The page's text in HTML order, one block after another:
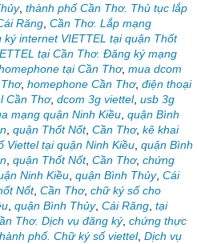
, thành phố Cần Thơ. Thủ tục lắp
Răng Cần Thơ. Lắp mạng
ký internet VIETTEL tại quận Thốt
tại Cần Thơ. Đăng ký mạng
tại Cần Thơ, mua dcom
, homephone Cần Thơ, điện thoại
Cần Thơ, dcom 3g viettel, usb 3g
mạng quận Ninh Kiều quận Bình
quận Thốt Nốt, Cần Thơ, kê khai
Viettel tại quận Ninh Kiều quận Bình
quận Thốt Nốt, Cần Thơ, chứng
Ninh Kiều quận Bình Thủy, Cái
Nốt, Cần Thơ, chữ ký số cho
quận Bình Thủy, Cái Răng tại
Thơ. Dịch vụ đăng ký, chứng thực
phố. Chữ ký số viettel, Dịch vụ